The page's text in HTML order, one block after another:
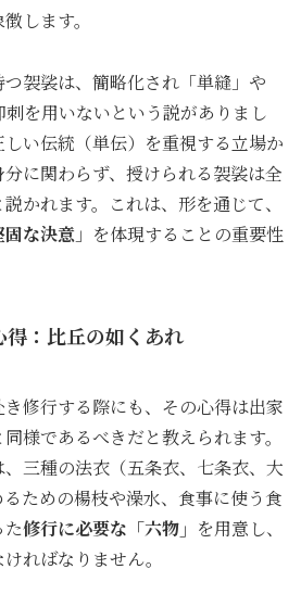
します。
袈裟は、簡略化され「単縫」や
刺を用いないという説がありまし
い伝統（単伝）を重視する立場か
に関わらず、授けられる袈裟は全
かれます。これは、形を通じて、
固な決意 」を体現することの重要性
：比丘の如くあれ
修行する際にも、その心得は出家
様であるべきだと教えられます。
三種の法衣（五条衣、七条衣、大
ための楊枝や澡水、食事に使う食
た修行に必要な「六物」 を用意し、
ればなりません。